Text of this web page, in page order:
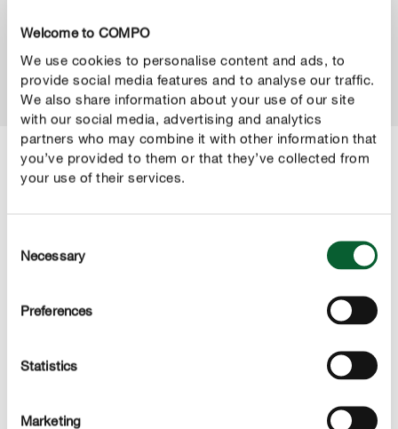
Welcome to COMPO
We use cookies to personalise content and ads, to
provide social media features and to analyse our traffic.
We also share information about your use of our site
with our social media, advertising and analytics
partners who may combine it with other information that
you’ve provided to them or that they’ve collected from
your use of their services.
Selection
Necessary
Preferences
Statistics
Marketing
witterungsbeständig.
ZUM PRODUKT
SCHNEIDEN, KÜRZEN, SÄGEN